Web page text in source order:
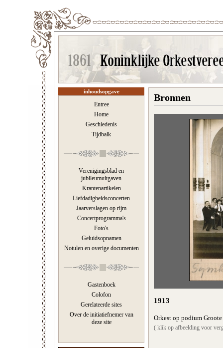
inhoudsopgave
Entree
Home
Geschiedenis
Tijdbalk
Verenigingsblad en
jubileumuitgaven
Krantenartikelen
Liefdadigheidsconcerten
Jaarverslagen op rijm
Concertprogramma's
Foto's
Geluidsopnamen
Notulen en overige documenten
Gastenboek
Colofon
Gerelateerde sites
Over de initiatiefnemer van
deze site
Bronnen
1913
Orkest op podium
( klik op afbeelding voor